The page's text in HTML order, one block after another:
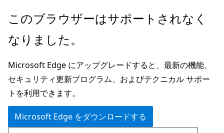
メ
ン
ン
テ
ン
ツ
に
このブラウザーはサポートされなく
なりました。
Microsoft Edge にアップグレードすると、最新の機能、
セキュリティ更新プログラム、およびテクニカル サポー
トを利用できます。
Microsoft Edge をダウンロードする